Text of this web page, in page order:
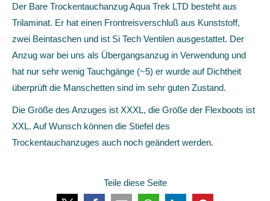
Der Bare Trockentauchanzug Aqua Trek LTD besteht aus
Trilaminat. Er hat einen Frontreisverschluß aus Kunststoff,
zwei Beintaschen und ist Si Tech Ventilen ausgestattet. Der
Anzug war bei uns als Übergangsanzug in Verwendung und
hat nur sehr wenig Tauchgänge (~5) er wurde auf Dichtheit
überprüft die Manschetten sind im sehr guten Zustand.
Die Größe des Anzuges ist XXXL, die Größe der Flexboots ist
XXL. Auf Wunsch können die Stiefel des
Trockentauchanzuges auch noch geändert werden.
Teile diese Seite